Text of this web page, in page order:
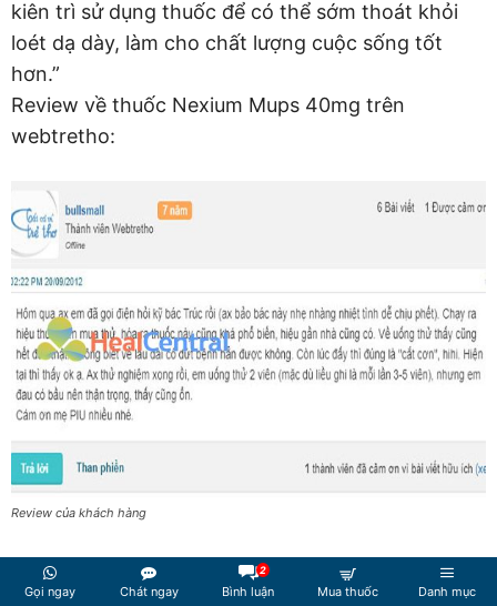
kiên trì sử dụng thuốc để có thể sớm thoát khỏi
loét dạ dày, làm cho chất lượng cuộc sống tốt
hơn.”
Review về thuốc Nexium Mups 40mg trên
webtretho:
Review của khách hàng
Ngày viết:
Gọi ngay Chát ngay
2
Bình luận Mua thuốc Danh mục